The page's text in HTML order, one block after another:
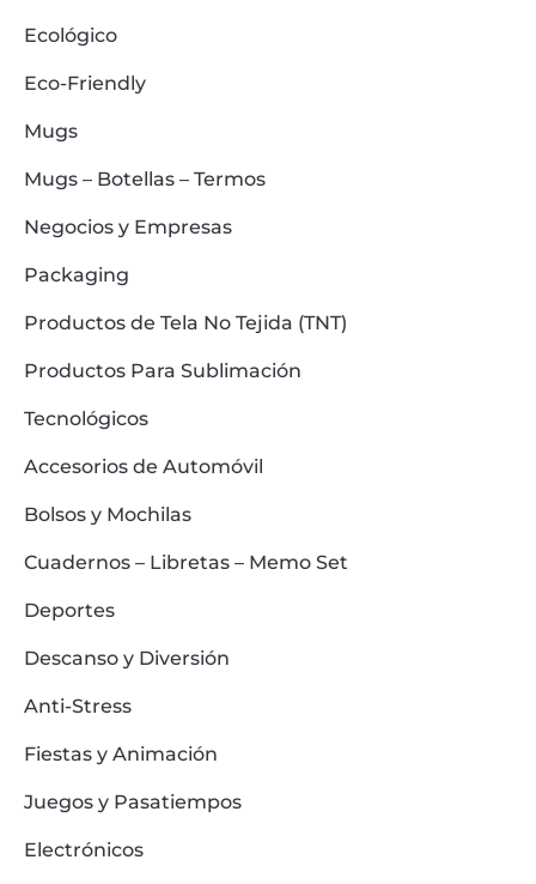
Ecológico
Eco-Friendly
Mugs
Mugs – Botellas – Termos
Negocios y Empresas
Packaging
Productos de Tela No Tejida (TNT)
Productos Para Sublimación
Tecnológicos
Accesorios de Automóvil
Bolsos y Mochilas
Cuadernos – Libretas – Memo Set
Deportes
Descanso y Diversión
Anti-Stress
Fiestas y Animación
Juegos y Pasatiempos
Electrónicos